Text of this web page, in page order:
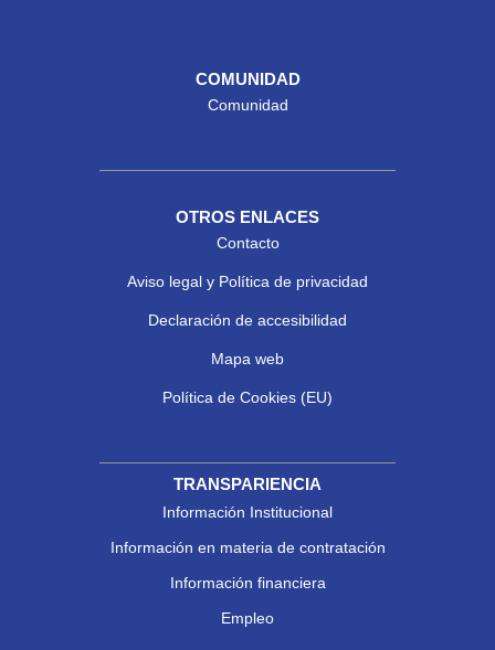
COMUNIDAD
Comunidad
OTROS ENLACES
Contacto
Aviso legal y Política de privacidad
Declaración de accesibilidad
Mapa web
Política de Cookies (EU)
TRANSPARIENCIA
Información Institucional
Información en materia de contratación
Información financiera
Empleo